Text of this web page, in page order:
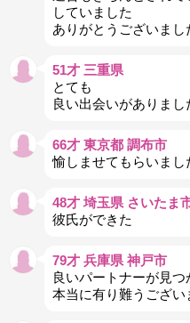
していました
ありがとうございまし
51才 三重県
とても
良い出会いがありまし
66才 東京都 調布市
愉しませてもらいま
48才 埼玉県 さいたま
彼氏ができた
79才 兵庫県 神戸市
良いパートナーが見つ
本当に有り難うござい